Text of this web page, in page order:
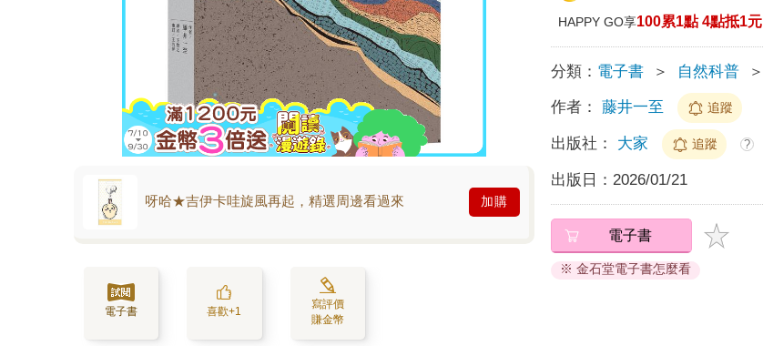
呀哈★吉伊卡哇旋風再起，精選周邊看過來 加購
電子書 喜歡+1
寫評價
賺金幣
HAPPY GO享100累1點 4點抵1元
分類： 電子書 ＞ 自然科普 ＞
作者： 藤井一至 追蹤
出版社： 大家 追蹤 ?
出版日： 2026/01/21
電子書
※ 金石堂電子書怎麼看